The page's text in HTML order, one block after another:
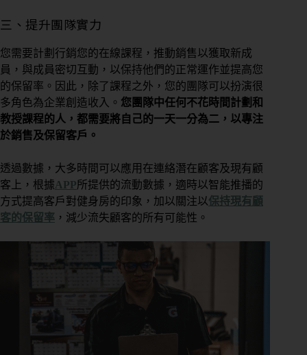
三、提升團隊實力
您需要計劃行銷您的在線課程，推動銷售以獲取新成
員，與成員密切互動，以保持他們的正常運作並提高您
的保留率。因此，除了課程之外，您的團隊可以扮演很
多角色為企業​​創造收入。 您團隊中任何不花時間計劃和
教授課程的人，都需要將自己的一天一分為二，以專注
於銷售及保留客戶。
透過數據，大多時間可以應用在連絡潛在顧客及現有顧
客上，根據APP所提供的流動數據，適時以智能推播的
方式提高客戶對健身房的印象，加以關注以保持現有顧
客的保留率 ，減少流失顧客的所有可能性。